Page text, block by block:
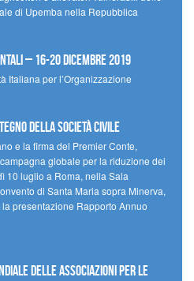
di Upemba nella Repubblica
– 16-20 Dicembre 2019
Italiana per l’Organizzazione
della società civile
e la firma del Premier Conte,
globale per la riduzione dei
10 luglio a Roma, nella Sala
di Santa Maria sopra Minerva,
presentazione Rapporto Annuo
delle Associazioni per le